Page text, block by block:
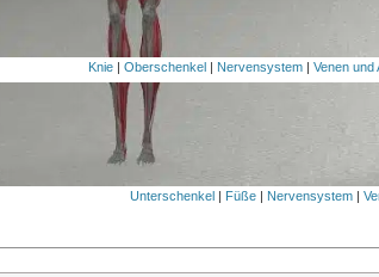
Knie| Oberschenkel| Nervensystem| Venen und
Unterschenkel Füße Nervensystem |